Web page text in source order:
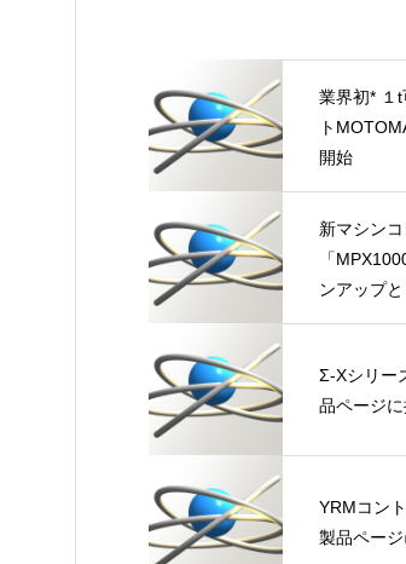
業界初* １
ト
開始
新マシン
「
ンアップ
製PLC
「
Σ-Xシリー
品ページ
YRMコン
製品ペー